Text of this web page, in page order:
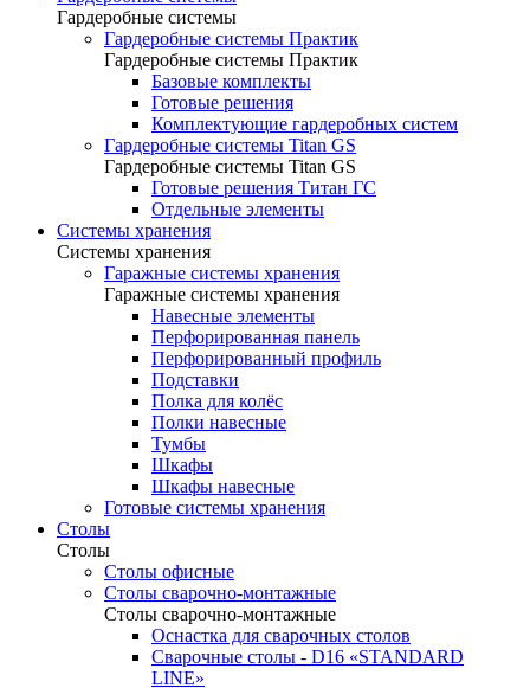
Гардеробные системы
Гардеробные системы Практик
Гардеробные системы Практик
Базовые комплекты
Готовые решения
Комплектующие гардеробных систем
Гардеробные системы Titan GS
Гардеробные системы Titan GS
Готовые решения Титан ГС
Отдельные элементы
Системы хранения
Системы хранения
Гаражные системы хранения
Гаражные системы хранения
Навесные элементы
Перфорированная панель
Перфорированный профиль
Подставки
Полка для колёс
Полки навесные
Тумбы
Шкафы
Шкафы навесные
Готовые системы хранения
Столы
Столы
Столы офисные
Столы сварочно-монтажные
Столы сварочно-монтажные
Оснастка для сварочных столов
Сварочные столы - D16 «STANDARD
LINE»